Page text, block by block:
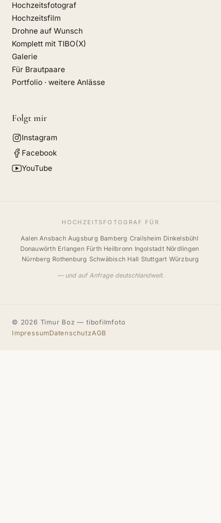
Hochzeitsfotograf
Hochzeitsfilm
Drohne auf Wunsch
Komplett mit TIBO(X)
Galerie
Für Brautpaare
Portfolio · weitere Anlässe
Folgt mir
Instagram
Facebook
YouTube
HOCHZEITSFOTOGRAF FÜR
Aalen ·Ansbach Augsburg Bamberg Crailsheim Dinkelsbühl
Donauwörth Erlangen Fürth Heilbronn Ingolstadt Nördlingen
Nürnberg Rothenburg Schwäbisch Hall Stuttgart Würzburg
— und auf Anfrage deutschlandweit.
© 2026 Timur Boz — tibofilmfoto
ImpressumDatenschutzAGB